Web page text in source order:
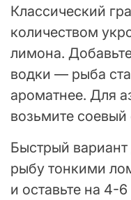
Классический
количеством
лимона.
водки — рыба
ароматнее. Для
возьмите
Быстрый
рыбу тонкими
и оставьте на 4-